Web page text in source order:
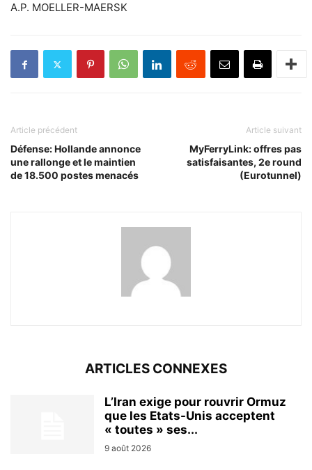
A.P. MOELLER-MAERSK
Article précédent
Défense: Hollande annonce
une rallonge et le maintien
de 18.500 postes menacés
Article suivant
MyFerryLink: offres pas
satisfaisantes, 2e round
(Eurotunnel)
ARTICLES CONNEXES
L’Iran exige pour rouvrir Ormuz
que les Etats-Unis acceptent
« toutes » ses...
9 août 2026